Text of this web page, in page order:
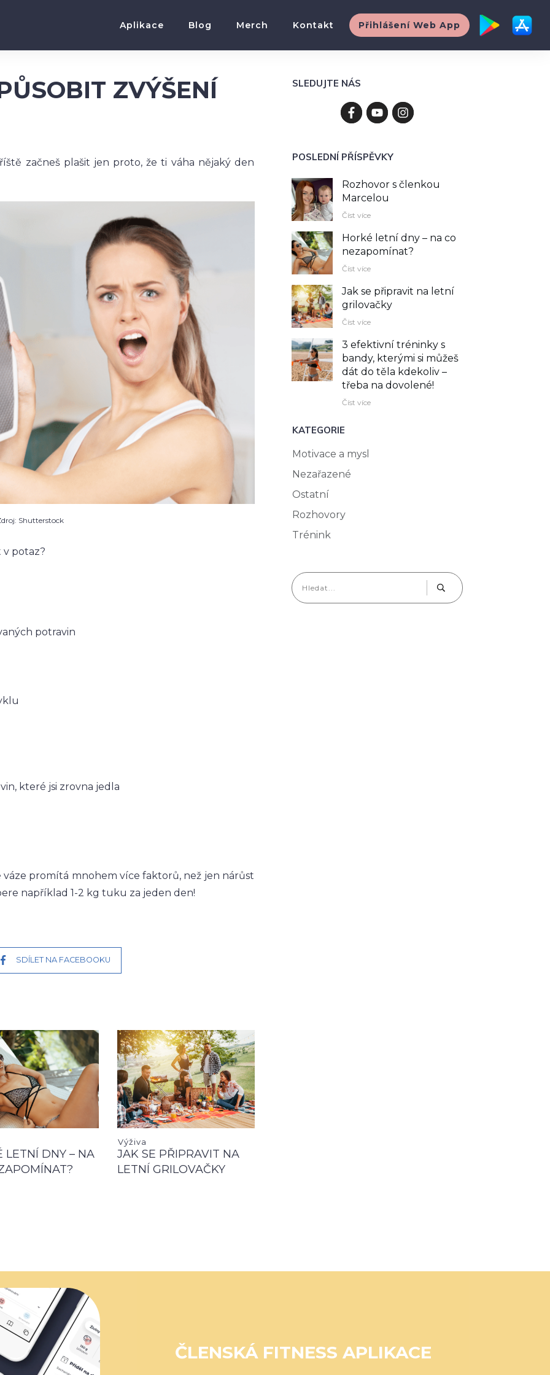
Aplikace Blog Merch Kontakt Přihlášení Web App
ZVÝŠENÍ
začneš plašit jen proto, že ti váha nějaký den
Shutterstock
v potaz?
potravin
které jsi zrovna jedla
promítá mnohem více faktorů, než jen nárůst
například 1-2 kg tuku za jeden den!
SDÍLET NA FACEBOOKU
LETNÍ DNY – NA
Výživa
JAK SE PŘIPRAVIT NA
LETNÍ GRILOVAČKY
SLEDUJTE NÁS
POSLEDNÍ PŘÍSPĚVKY
Rozhovor s členkou
Marcelou
Číst více
Horké letní dny – na co
nezapomínat?
Číst více
Jak se připravit na letní
grilovačky
Číst více
3 efektivní tréninky s
bandy, kterými si můžeš
dát do těla kdekoliv –⁠
třeba na dovolené!
Číst více
KATEGORIE
Motivace a mysl
Nezařazené
Ostatní
Rozhovory
Trénink
ČLENSKÁ FITNESS APLIKACE